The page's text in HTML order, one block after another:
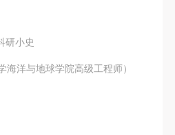
研小史
海洋与地球学院高级工程师）
法院关于贯彻执行 《中华
干问题的意见（试行）>的
双方友好协商，甲乙双方就
用达成如下一致协议：
法院关于贯彻执行 《中华
干问题的意见（试行）>的
双方友好协商，甲乙双方就
用达成如下一致协议：
法院关于贯彻执行 《中华
干问题的意见（试行）>的
双方友好协商，甲乙双方就
用达成如下一致协议：